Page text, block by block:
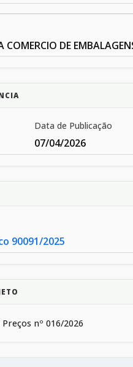
COMERCIO DE
Data de Publicação
07/04/2026
90091/2025
nº 016/2026